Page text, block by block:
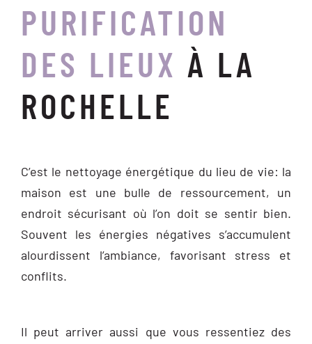
PURIFICATION
DES LIEUX À LA
ROCHELLE
C’est le nettoyage énergétique du lieu de vie: la
maison est une bulle de ressourcement, un
endroit sécurisant où l’on doit se sentir bien.
Souvent les énergies négatives s’accumulent
alourdissent l’ambiance, favorisant stress et
conflits.
Il peut arriver aussi que vous ressentiez des